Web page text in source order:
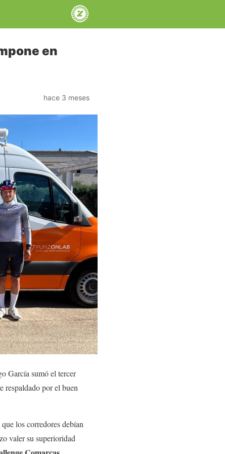
en
hace 3 meses
García sumó el tercer
respaldado por el buen
los corredores debían
valer su superioridad